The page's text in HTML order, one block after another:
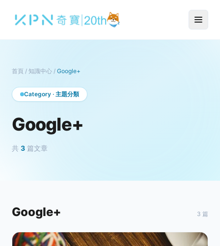
首頁 / 知識中心 / Google+
Category · 主題分類
Google+
共 3 篇文章
Google+ 3 篇